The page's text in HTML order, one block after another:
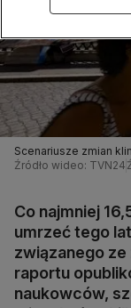
Scenariusze zmian
Źródło wideo: TVN24
Co najmniej
umrzeć tego
związanego ze
raportu
naukowców,